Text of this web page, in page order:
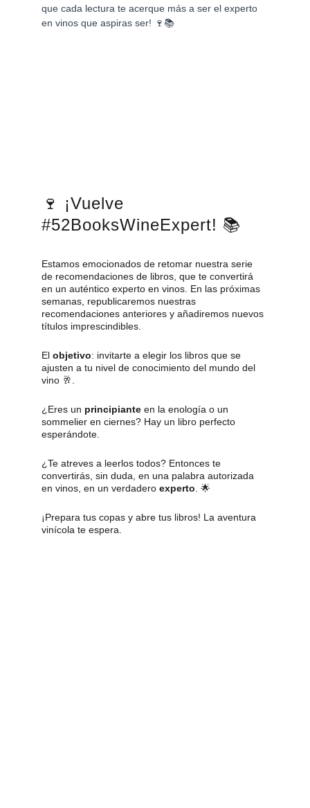
que cada lectura te acerque más a ser el experto
en vinos que aspiras ser! 🍷📚
🍷 ¡Vuelve
#52BooksWineExpert! 📚
Estamos emocionados de retomar nuestra serie
de recomendaciones de libros, que te convertirá
en un auténtico experto en vinos. En las próximas
semanas, republicaremos nuestras
recomendaciones anteriores y añadiremos nuevos
títulos imprescindibles.
El objetivo: invitarte a elegir los libros que se
ajusten a tu nivel de conocimiento del mundo del
vino 🥂.
¿Eres un principiante en la enología o un
sommelier en ciernes? Hay un libro perfecto
esperándote.
¿Te atreves a leerlos todos? Entonces te
convertirás, sin duda, en una palabra autorizada
en vinos, en un verdadero experto . 🌟
¡Prepara tus copas y abre tus libros! La aventura
vinícola te espera.